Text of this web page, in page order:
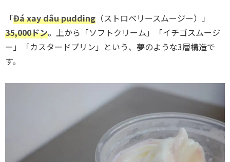
「Đá xay dâu pudding （ストロベリースムージー）」
35,000ドン。上から「ソフトクリーム」「イチゴスムージ
ー」「カスタードプリン」という、夢のような3層構造で
す。